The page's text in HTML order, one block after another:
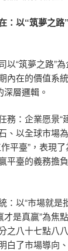
：以“筑夢之
以“筑夢之路”
內在的價值系
深層邏輯。
務：企業愿景“
、以全球市場
平臺”，表現
平臺的義務擔
：以“市場就是
才是真贏”為焦
之八十七點八
白了市場導向